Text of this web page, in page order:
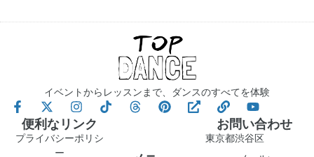
イベントからレッスンまで、ダンスのすべてを体験
便利なリンク
プライバシーポリシ
ー
お問い合わせ
東京都渋谷区